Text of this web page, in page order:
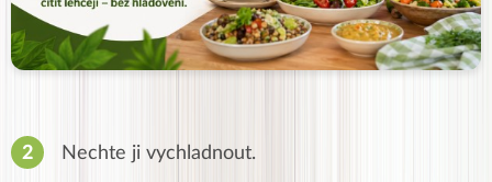
Nechte ji vychladnout.